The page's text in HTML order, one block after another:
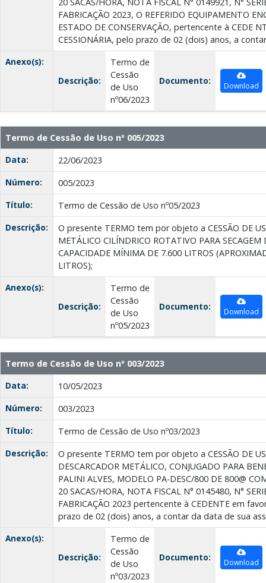
20 SACAS/HORA, NOTA FISCAL N° 0149921, N°
FABRICAÇÃO 2023, O REFERIDO EQUIPAMENTO
ESTADO DE CONSERVAÇÃO, pertencente à CEDE
CESSIONÁRIA, pelo prazo de 02 (dois) anos, a
Anexo(s):
Descrição:
Termo de
Cessão
de Uso
nº06/2023
Documento: Download
Termo de Cessão de Uso nº 005/2023
Data:
22/06/2023
Número:
005/2023
Título:
Termo de Cessão de Uso nº05/2023
Descrição:
O presente TERMO tem por objeto a CESSÃO DE
METÁLICO CILÍNDRICO ROTATIVO PARA SECAGEM
CAPACIDADE MÍNIMA DE 7.600 LITROS
LITROS);
Anexo(s):
Descrição:
Termo de
Cessão
de Uso
nº05/2023
Documento: Download
Termo de Cessão de Uso nº 003/2023
Data:
10/05/2023
Número:
003/2023
Título:
Termo de Cessão de Uso nº03/2023
Descrição:
O presente TERMO tem por objeto a CESSÃO DE
DESCARCADOR METÁLICO, CONJUGADO PARA
PALINI ALVES, MODELO PA-DESC/800 DE 800@
20 SACAS/HORA, NOTA FISCAL N° 0145480, N°
FABRICAÇÃO 2023 pertencente à CEDENTE em
prazo de 02 (dois) anos, a contar da data de sua
Anexo(s):
Descrição:
Termo de
Cessão
de Uso
nº03/2023
Documento: Download